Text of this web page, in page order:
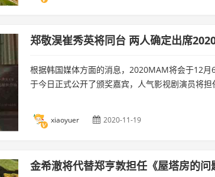
郑敬淏崔秀英将同台 两人确定出席
根据韩国媒体方面的消息，2020MAM将会于12月
于今日正式公开了颁奖嘉宾，人气影视剧演员将
xiaoyuer 2020-11-19
金希澈将代替郑亨敦担任《屋塔房的问